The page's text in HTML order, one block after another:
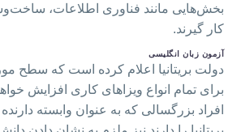
بخش‌هایی مانند فناوری اطلاعات،
کار گیرند.
آزمون زبان انگلیسی
دولت بریتانیا اعلام کرده است که سطح
برای تمام انواع ویزاهای کاری افزایش
افراد بزرگسالی که به عنوان وابسته